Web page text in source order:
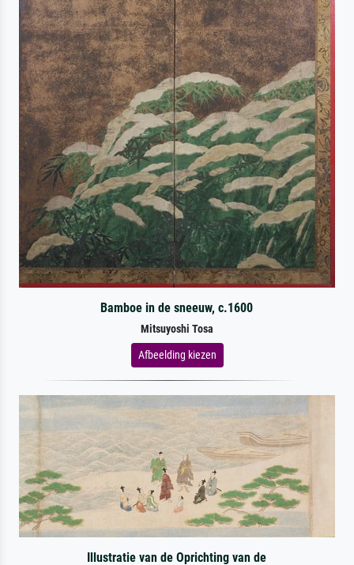
Bamboe in de sneeuw, c.1600
Mitsuyoshi Tosa
Afbeelding kiezen
Illustratie van de Oprichting van de